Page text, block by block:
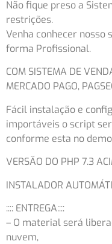
Não fique preso a
restrições.
Venha conhecer nosso
forma Profissional.
COM SISTEMA DE
MERCADO PAGO,
Fácil instalação e
importáveis o script
conforme esta no
VERSÃO DO PHP 7.3
INSTALADOR
:::: ENTREGA::::
– O material será
nuvem,